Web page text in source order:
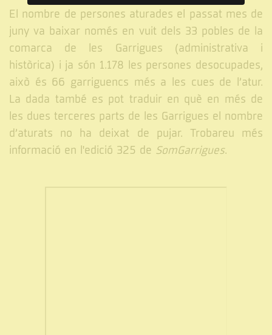
El nombre de persones aturades el passat mes de
juny va baixar només en vuit dels 33 pobles de la
comarca de les Garrigues (administrativa i
històrica) i ja són 1.178 les persones desocupades,
això és 66 garriguencs més a les cues de l’atur.
La dada també es pot traduir en què en més de
les dues terceres parts de les Garrigues el nombre
d’aturats no ha deixat de pujar. Trobareu més
informació en l'edició 325 de SomGarrigues.